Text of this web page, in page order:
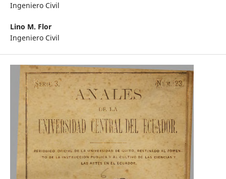
Ingeniero Civil
Lino M. Flor
Ingeniero Civil